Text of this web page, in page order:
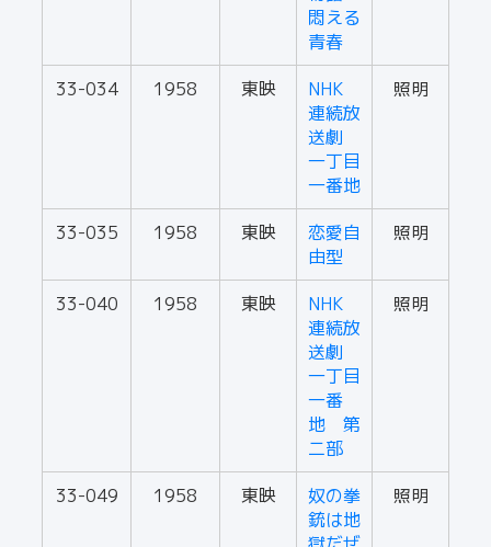
悶える
青春
33-034
1958 東映
NHK
連続放
送劇
一丁目
一番地
照明
33-035 1958 東映
恋愛自
由型
照明
33-040 1958 東映
NHK
連続放
送劇
一丁目
一番
地 第
二部
照明
33-049 1958 東映
奴の拳
銃は地
照明